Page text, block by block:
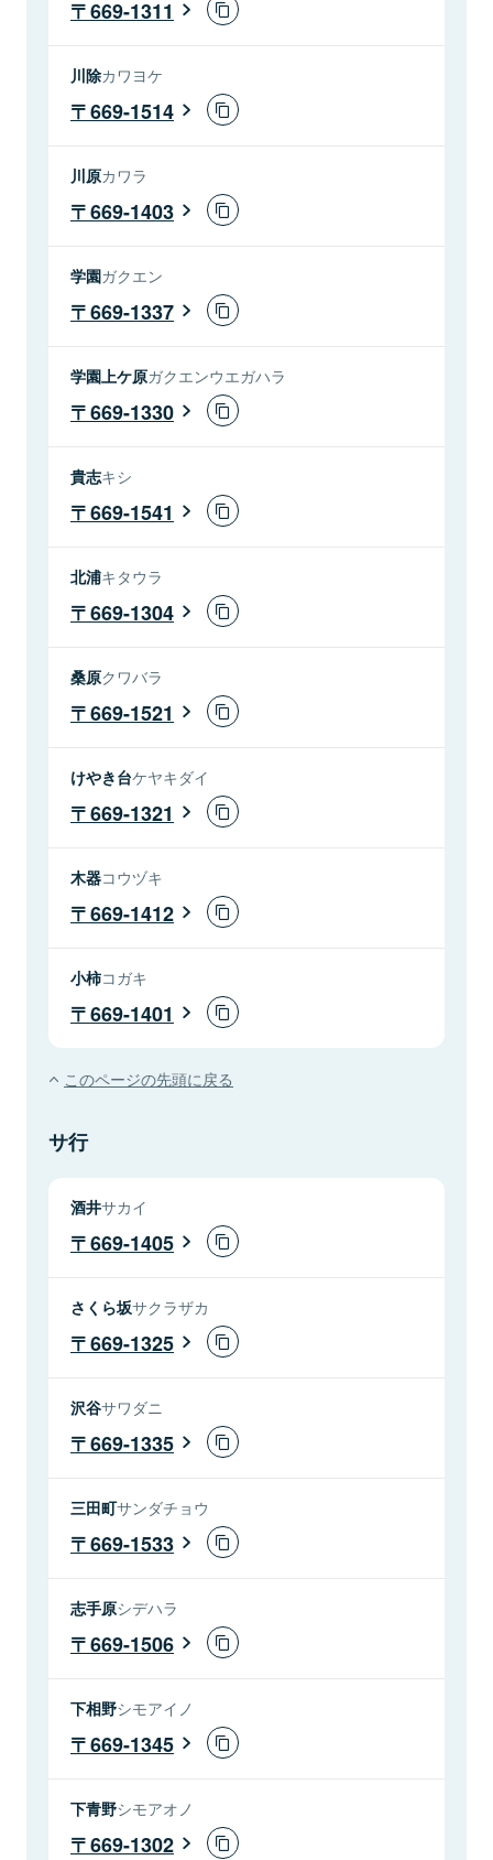
669-1311
川除カワヨケ
669-1514
川原カワラ
669-1403
学園ガクエン
669-1337
学園上ケ原ガクエンウエガハラ
669-1330
貴志キシ
669-1541
北浦キタウラ
669-1304
桑原クワバラ
669-1521
けやき台ケヤキダイ
669-1321
木器コウヅキ
669-1412
小柿コガキ
669-1401
このページの先頭に戻る
サ行
酒井サカイ
669-1405
さくら坂サクラザカ
669-1325
沢谷サワダニ
669-1335
三田町サンダチョウ
669-1533
志手原シデハラ
669-1506
下相野シモアイノ
669-1345
下青野シモアオノ
669-1302